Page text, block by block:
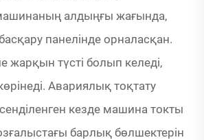
алдыңғы жағында,
панелінде орналасқан.
жарқын түсті болып келеді,
Авариялық тоқтату
кезде машина токты
барлық бөлшектерін